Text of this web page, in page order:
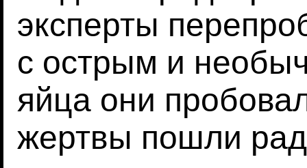
эксперты
с острым и
яйца они
жертвы пошли